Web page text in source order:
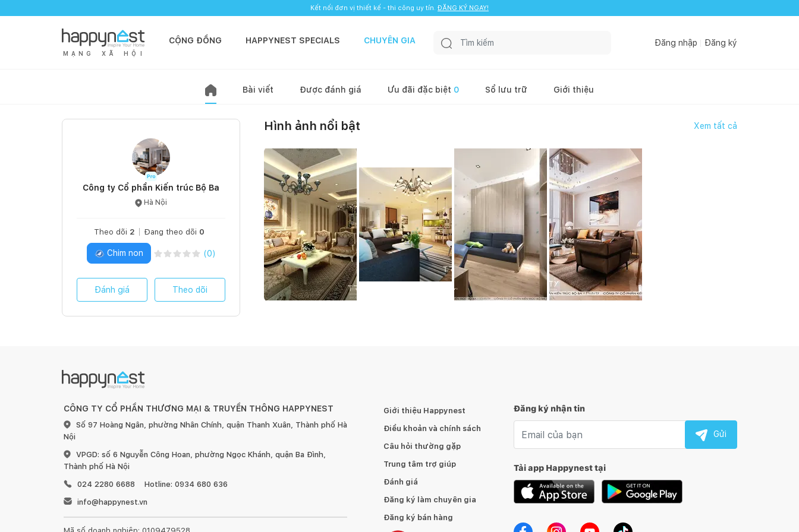
Kết nối đơn vị thiết kế - thi công uy tín. ĐĂNG KÝ NGAY!
M Ạ N G X Ã H Ộ I
CỘNG ĐỒNG HAPPYNEST SPECIALS CHUYÊN GIA Đăng nhập Đăng ký
Bài viết Được đánh giá Ưu đãi đặc biệt 0 Sổ lưu trữ Giới thiệu
Công ty Cổ phần Kiến trúc Bộ Ba
Hà Nội
Theo dõi 2 Đang theo dõi 0
Chim non (0)
Đánh giá Theo dõi
Hình ảnh nổi bật Xem tất cả
CÔNG TY CỔ PHẦN THƯƠNG MẠI & TRUYỀN THÔNG HAPPYNEST
Số 97 Hoàng Ngân, phường Nhân Chính, quận Thanh Xuân, Thành phố Hà
Nội
VPGD: số 6 Nguyễn Công Hoan, phường Ngọc Khánh, quận Ba Đình,
Thành phố Hà Nội
024 2280 6688
Hotline: 0934 680 636
info@happynest.vn
Giới thiệu Happynest
Điều khoản và chính sách
Câu hỏi thường gặp
Trung tâm trợ giúp
Đánh giá
Đăng ký làm chuyên gia
Đăng ký bán hàng
Đăng ký nhận tin
Gửi
Tải app Happynest tại